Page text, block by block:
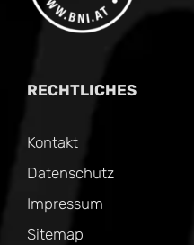
RECHTLICHES
Kontakt
Datenschutz
Impressum
Sitemap